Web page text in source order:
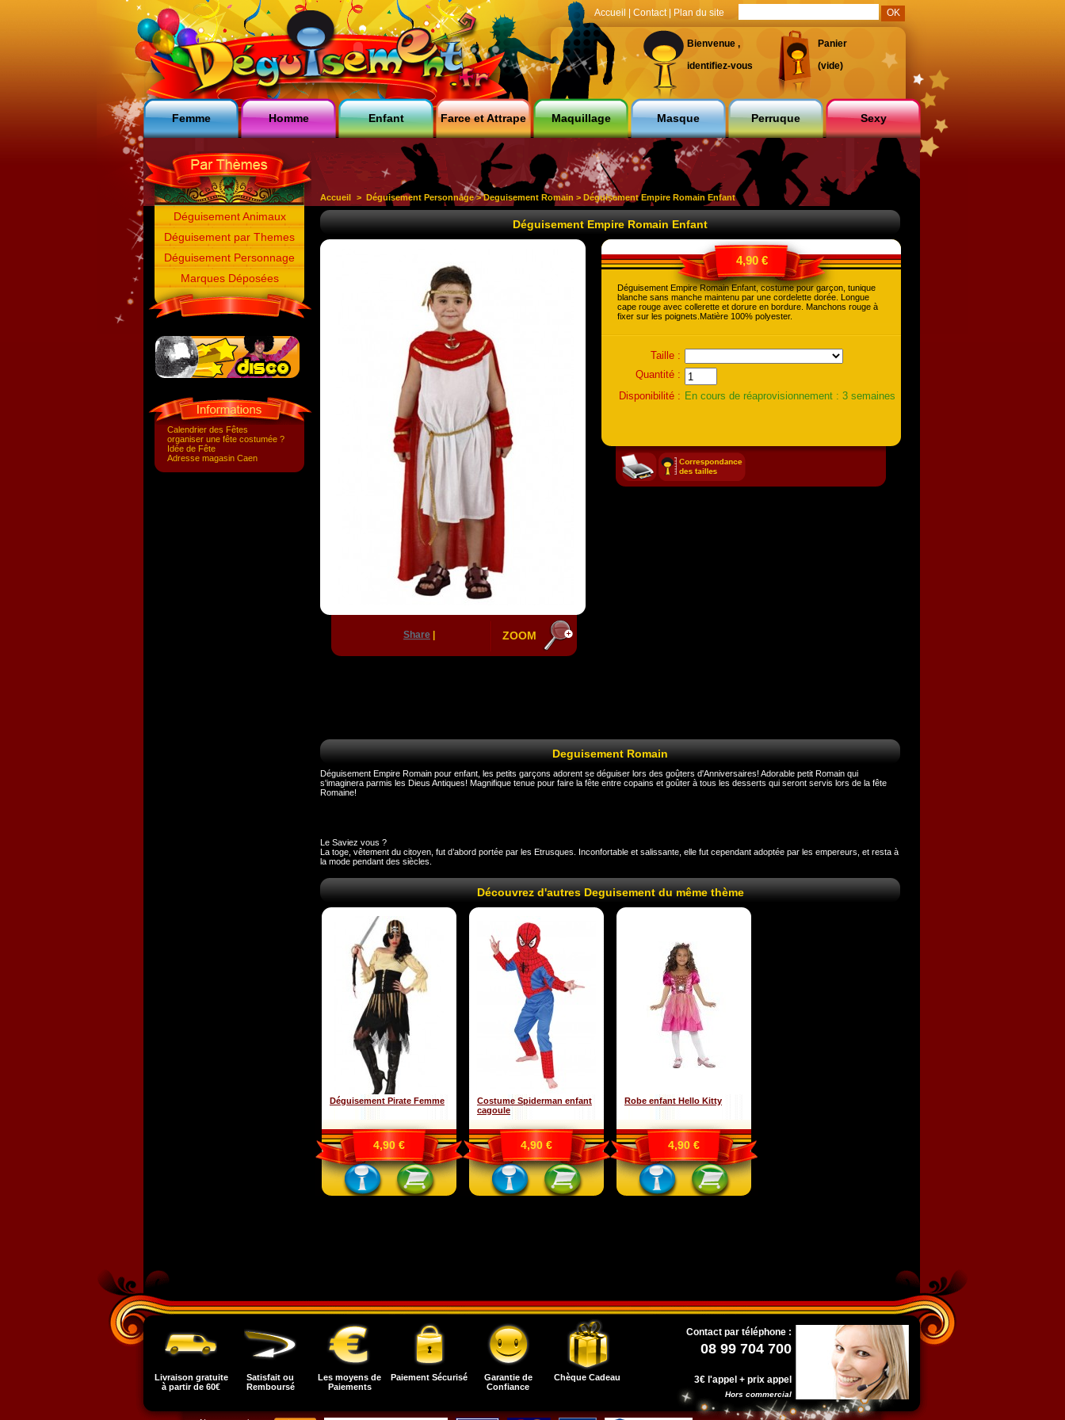
Accueil | Contact | Plan du site
Bienvenue ,
identifiez-vous
Panier
(vide)
Femme Homme Enfant Farce et Attrape Maquillage Masque Perruque Sexy
Déguisement Animaux
Déguisement par Themes
Déguisement Personnage
Marques Déposées
Calendrier des Fêtes
organiser une fête costumée ?
Idée de Fête
Adresse magasin Caen
Accueil > Déguisement Personnage>Deguisement Romain > Déguisement Empire Romain Enfant
Déguisement Empire Romain Enfant
Share ZOOM
4,90 €
Déguisement Empire Romain Enfant, costume pour garçon, tunique
blanche sans manche maintenu par une cordelette dorée. Longue
cape rouge avec collerette et dorure en bordure. Manchons rouge à
fixer sur les poignets.Matière 100% polyester.
Taille :
Quantité :
Disponibilité : En cours de réaprovisionnement : 3 semaines
Deguisement Romain
Déguisement Empire Romain pour enfant, les petits garçons adorent se déguiser lors des goûters d'Anniversaires! Adorable petit Romain qui
s'imaginera parmis les Dieus Antiques! Magnifique tenue pour faire la fête entre copains et goûter à tous les desserts qui seront servis lors de la fête
Romaine!
Le Saviez vous ?
La toge, vêtement du citoyen, fut d’abord portée par les Etrusques. Inconfortable et salissante, elle fut cependant adoptée par les empereurs, et resta à
la mode pendant des siècles.
Découvrez d'autres Deguisement du même thème
Déguisement Pirate Femme
4,90 €
Costume Spiderman enfant
cagoule
4,90 €
Robe enfant Hello Kitty
4,90 €
Livraison gratuite
à partir de 60€
Satisfait ou
Remboursé
Les moyens de
Paiements
Paiement Sécurisé
Garantie de
Confiance
Chèque Cadeau
Contact par téléphone :
08 99 704 700
3€ l'appel + prix appel
Hors commercial